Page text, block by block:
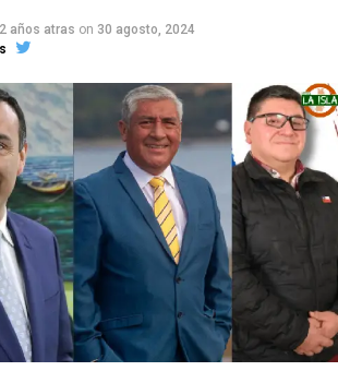
2 años atras on 30 agosto, 2024